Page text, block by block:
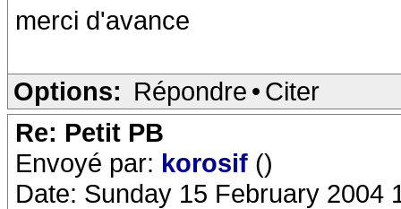
merci d'avance
Options: Répondre • Citer
Re: Petit PB
Envoyé par: korosif ()
Date: Sunday 15 February 2004